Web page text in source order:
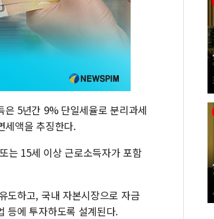
5년간 9% 단일세율로 분리과세
세액을 추징한다.
는 15세 이상 근로소득자가 포함
도하고, 국내 자본시장으로 자금
등에 투자하도록 설계된다.